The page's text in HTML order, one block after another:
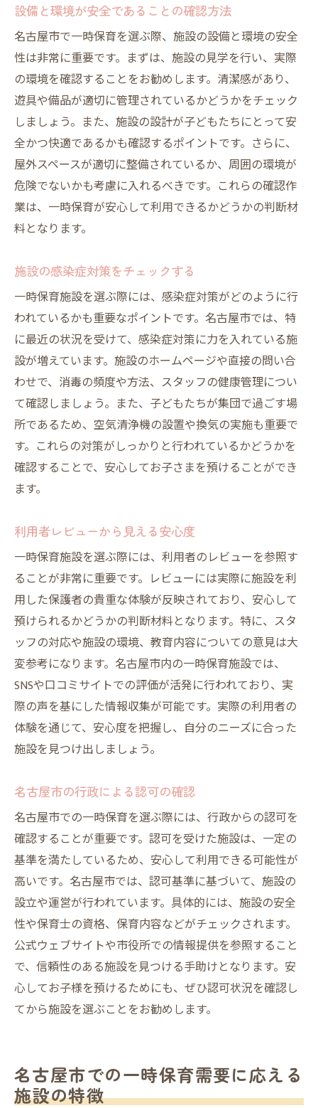
設備と環境が安全であることの確認方法
名古屋市で一時保育を選ぶ際、施設の設備と環境の安全
性は非常に重要です。まずは、施設の見学を行い、実際
の環境を確認することをお勧めします。清潔感があり、
遊具や備品が適切に管理されているかどうかをチェック
しましょう。また、施設の設計が子どもたちにとって安
全かつ快適であるかも確認するポイントです。さらに、
屋外スペースが適切に整備されているか、周囲の環境が
危険でないかも考慮に入れるべきです。これらの確認作
業は、一時保育が安心して利用できるかどうかの判断材
料となります。
施設の感染症対策をチェックする
一時保育施設を選ぶ際には、感染症対策がどのように行
われているかも重要なポイントです。名古屋市では、特
に最近の状況を受けて、感染症対策に力を入れている施
設が増えています。施設のホームページや直接の問い合
わせで、消毒の頻度や方法、スタッフの健康管理につい
て確認しましょう。また、子どもたちが集団で過ごす場
所であるため、空気清浄機の設置や換気の実施も重要で
す。これらの対策がしっかりと行われているかどうかを
確認することで、安心してお子さまを預けることができ
ます。
利用者レビューから見える安心度
一時保育施設を選ぶ際には、利用者のレビューを参照す
ることが非常に重要です。レビューには実際に施設を利
用した保護者の貴重な体験が反映されており、安心して
預けられるかどうかの判断材料となります。特に、スタ
ッフの対応や施設の環境、教育内容についての意見は大
変参考になります。名古屋市内の一時保育施設では、
SNSや口コミサイトでの評価が活発に行われており、実
際の声を基にした情報収集が可能です。実際の利用者の
体験を通じて、安心度を把握し、自分のニーズに合った
施設を見つけ出しましょう。
名古屋市の行政による認可の確認
名古屋市での一時保育を選ぶ際には、行政からの認可を
確認することが重要です。認可を受けた施設は、一定の
基準を満たしているため、安心して利用できる可能性が
高いです。名古屋市では、認可基準に基づいて、施設の
設立や運営が行われています。具体的には、施設の安全
性や保育士の資格、保育内容などがチェックされます。
公式ウェブサイトや市役所での情報提供を参照すること
で、信頼性のある施設を見つける手助けとなります。安
心してお子様を預けるためにも、ぜひ認可状況を確認し
てから施設を選ぶことをお勧めします。
名古屋市での一時保育需要に応える
施設の特徴